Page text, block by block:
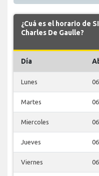
¿Cuá es el horario de
Charles De Gaulle?
Día
Lunes
Martes
Miercoles
Jueves
Viernes